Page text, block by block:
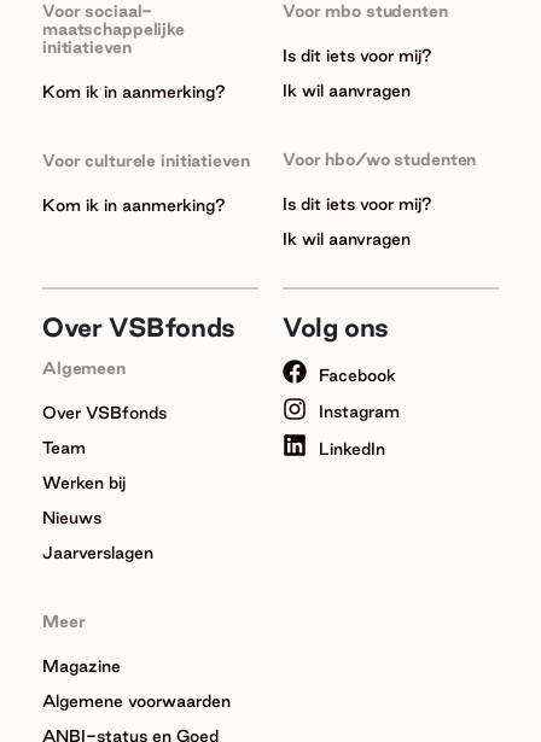
Voor sociaal-
maatschappelijke
initiatieven
Kom ik in aanmerking?
Voor culturele initiatieven
Kom ik in aanmerking?
Voor mbo studenten
Is dit iets voor mij?
Ik wil aanvragen
Voor hbo/wo studenten
Is dit iets voor mij?
Ik wil aanvragen
Over VSBfonds
Algemeen
Over VSBfonds
Team
Werken bij
Nieuws
Jaarverslagen
Meer
Magazine
Algemene voorwaarden
ANBI-status en Goed
Volg ons
Facebook
Instagram
LinkedIn